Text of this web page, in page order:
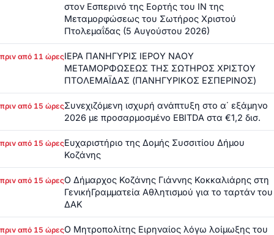
στον Εσπερινό της Εορτής του ΙΝ της
Μεταμορφώσεως του Σωτήρος Χριστού
Πτολεμαΐδας (5 Αυγούστου 2026)
πριν από 11 ώρεςΙΕΡΑ ΠΑΝΗΓΥΡΙΣ ΙΕΡΟΥ ΝΑΟΥ
ΜΕΤΑΜΟΡΦΩΣΕΩΣ ΤΗΣ ΣΩΤΗΡΟΣ ΧΡΙΣΤΟΥ
ΠΤΟΛΕΜΑΪΔΑΣ (ΠΑΝΗΓΥΡΙΚΟΣ ΕΣΠΕΡΙΝΟΣ)
πριν από 15 ώρεςΣυνεχιζόμενη ισχυρή ανάπτυξη στο α΄ εξάμηνο
2026 με προσαρμοσμένο EBITDA στα €1,2 δισ.
πριν από 15 ώρεςΕυχαριστήριο της Δομής Συσσιτίου Δήμου
Κοζάνης
πριν από 15 ώρεςΟ Δήμαρχος Κοζάνης Γιάννης Κοκκαλιάρης στη
ΓενικήΓραμματεία Αθλητισμού για το ταρτάν του
ΔΑΚ
πριν από 15 ώρεςΟ Μητροπολίτης Ειρηναίος λόγω λοίμωξης του